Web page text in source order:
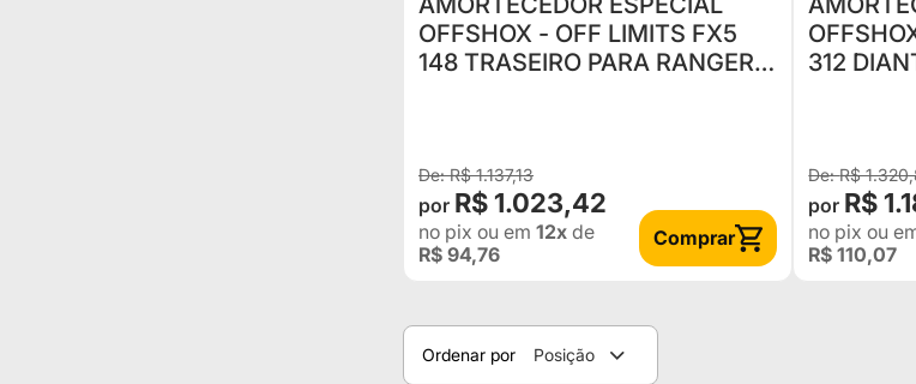
OFFSHOX - OFF LIMITS FX5
148 TRASEIRO PARA RANGER
R$ 1.137,13
R$ 1.023,42
no pix ou em 12x de
R$ 94,76
Comprar
312
R$
R$
no pix ou
R$ 110,07
Ordenar por Posição